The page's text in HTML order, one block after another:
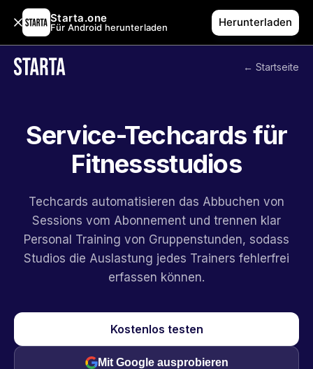
Starta.one
Für Android herunterladen Herunterladen
← Startseite
Service-Techcards für
Fitnessstudios
Techcards automatisieren das Abbuchen von
Sessions vom Abonnement und trennen klar
Personal Training von Gruppenstunden, sodass
Studios die Auslastung jedes Trainers fehlerfrei
erfassen können.
Kostenlos testen
Mit Google ausprobieren